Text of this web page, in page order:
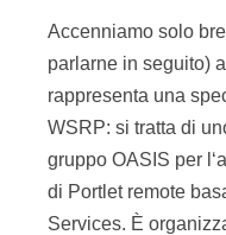
Accenniamo solo
parlarne in seguito)
rappresenta una
WSRP: si tratta di
gruppo OASIS per
di Portlet remote
Services. È